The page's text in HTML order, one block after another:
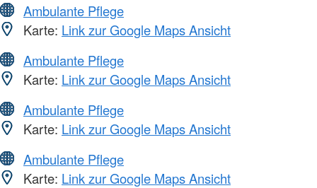
Ambulante Pflege
Karte: Link zur Google Maps Ansicht
Ambulante Pflege
Karte: Link zur Google Maps Ansicht
Ambulante Pflege
Karte: Link zur Google Maps Ansicht
Ambulante Pflege
Karte: Link zur Google Maps Ansicht